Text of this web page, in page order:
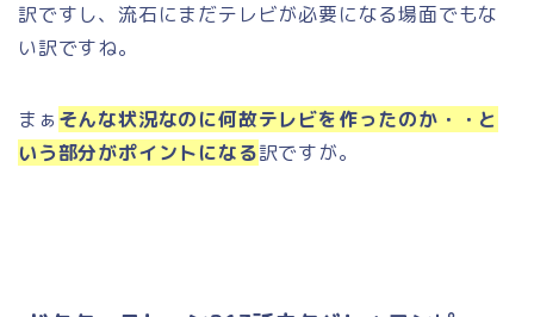
訳ですし、流石にまだテレビが必要になる場面でもな
い訳ですね。
まぁ そんな状況なのに何故テレビを作ったのか・・と
いう部分がポイントになる訳ですが。